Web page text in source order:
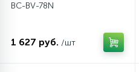
BC-BV-78N
1 627 руб. /шт